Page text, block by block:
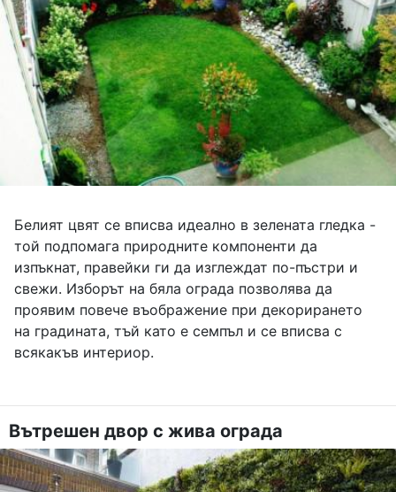
Белият цвят се вписва идеално в зелената гледка -
той подпомага природните компоненти да
изпъкнат, правейки ги да изглеждат по-пъстри и
свежи. Изборът на бяла ограда позволява да
проявим повече въображение при декорирането
на градината, тъй като е семпъл и се вписва с
всякакъв интериор.
Вътрешен двор с жива ограда